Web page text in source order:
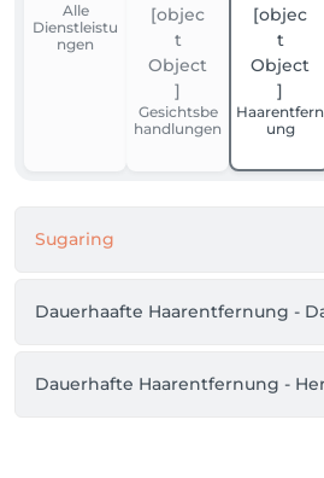
Alle
Dienstleistu
ngen
Gesichtsbe
handlungen
Haarentfern
ung
Sugaring
Dauerhaafte Haarentfernung -
Dauerhafte Haarentfernung -